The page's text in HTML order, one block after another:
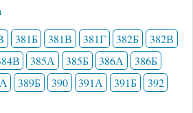
381Б 381В 381Г 382Б
382В
385А 385Б 386А
386Б
389Б 390 391А 391Б
392